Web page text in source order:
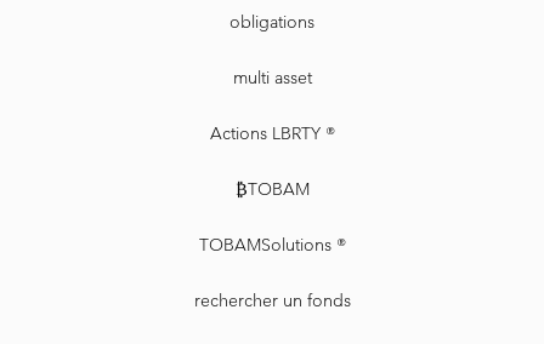
obligations
multi asset
Actions LBRTY ®
₿TOBAM
TOBAMSolutions ®
rechercher un fonds